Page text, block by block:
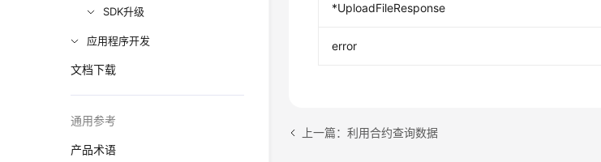
SDK升级
应用程序开发
文档下载
通用参考
产品术语
*UploadFileResponse
error
上一篇：利用合约查询数据